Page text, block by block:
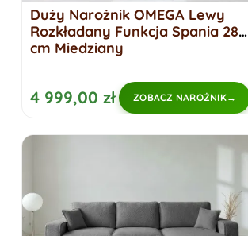
Duży Narożnik OMEGA Lewy
Rozkładany Funkcja Spania 284
cm Miedziany
4 999,00 zł ZOBACZ NAROŻNIK